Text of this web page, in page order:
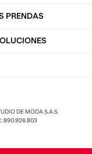
PRENDAS
DE MODA S.A.S
890.926.803